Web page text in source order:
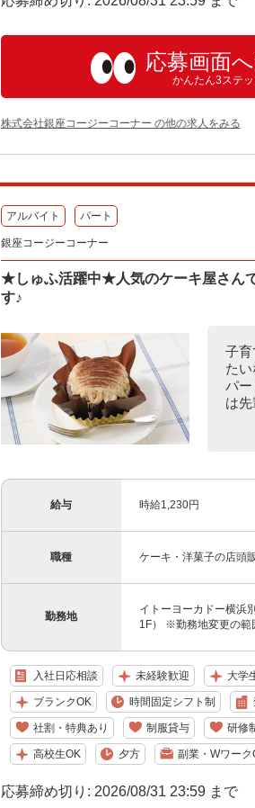
応募画面
かんたん3ステッ
株式会社銀座コージーコーナー の他の求人をみる
アルバイト パート
銀座コージーコーナー
★しゅふ活躍中★人気のケーキ屋さん
す♪
子
た
パ
は
給与 時給1,230円
職種 ケーキ・洋菓子の店頭
勤務地
イトーヨーカドー横浜
1F） ※勤務地変更の範
入社日応相談 未経験歓迎 大学
ブランクOK 時間固定シフト制
社割・特典あり 制服貸与 研修
高校生OK 夕方 副業・Wワーク
応募締め切り: 2026/08/31 23:59 まで